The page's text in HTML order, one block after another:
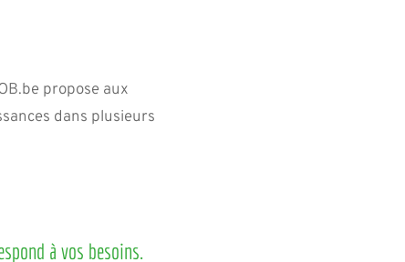
propose aux
dans plusieurs
à vos besoins.